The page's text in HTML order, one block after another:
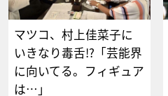
マツコ、村上佳菜子に
いきなり毒舌!?「芸能界
に向いてる。フィギュア
は…」